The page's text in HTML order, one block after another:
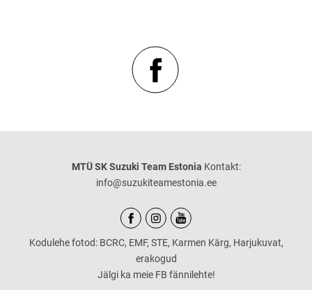
MTÜ SK Suzuki Team Estonia Kontakt:
info@suzukiteamestonia.ee
Kodulehe fotod: BCRC, EMF, STE, Karmen Kärg, Harjukuvat,
erakogud
Jälgi ka meie FB fännilehte!